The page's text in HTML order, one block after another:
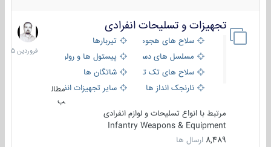
تجهیزات و تسلیحات انفرادی
سلاح های هجومی
تیربارها
مسلسل های دستی
پیستول ها و رولورها
سلاح های تک تیر اندازیشاتگان ها
نارنجک انداز ها
سایر تجهیزات انفرادی
مطال
ب
مرتبط با انواع تسلیحات و لوازم انفرادی
Infantry Weapons & Equipment
8,489 ارسال ها
17
فروردین
1405